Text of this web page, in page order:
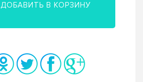
ДОБАВИТЬ В КОРЗИНУ